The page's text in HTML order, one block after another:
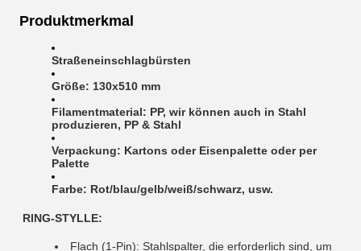
Produktmerkmal
Straßeneinschlagbürsten
Größe: 130x510 mm
Filamentmaterial: PP, wir können auch in Stahl
produzieren, PP & Stahl
Verpackung: Kartons oder Eisenpalette oder per
Palette
Farbe: Rot/blau/gelb/weiß/schwarz, usw.
RING-STYLLE:
Flach (1-Pin): Stahlspalter, die erforderlich sind, um